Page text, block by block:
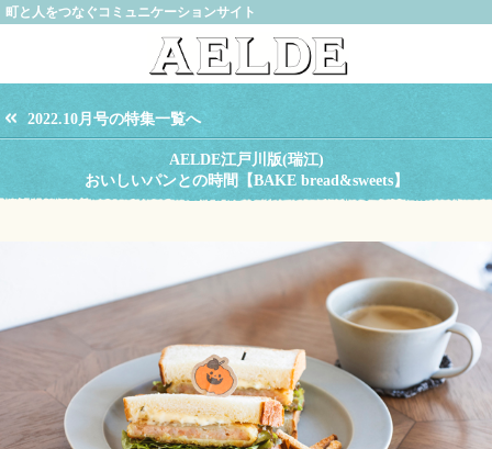
町と人をつなぐコミュニケーションサイト
2022.10月号の特集一覧へ
AELDE江戸川版(瑞江)
おいしいパンとの時間【BAKE bread&sweets】